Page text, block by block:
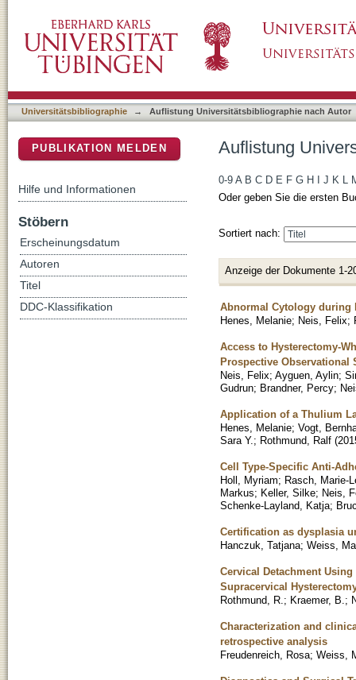
Universitätsbibliographie → Auflistung Universitätsbibliographie nach Autor
Auflistung
0-9 A B C D E F G H J K L
Oder geben Sie die ersten
Sortiert nach:
Anzeige der Dokumente 1-
Abnormal Cytology during
Henes, Melanie; Neis, Felix;
Access to Hysterectomy-
Prospective Observational
Neis, Felix; Ayguen, Aylin;
Gudrun; Brandner, Percy;
Application of a Thulium
Henes, Melanie; Vogt,
Sara Y. ; Rothmund, Ralf (
Cell Type-Specific Anti-
Holl, Myriam; Rasch, Marie-
Markus; Keller, Silke; Neis,
Schenke-Layland, Katja;
Certification as dysplasia
Hanczuk, Tatjana; Weiss,
Cervical Detachment
Supracervical
Rothmund, R. ; Kraemer, B. ;
Characterization and
retrospective analysis
Freudenreich, Rosa; Weiss,
PUBLIKATION MELDEN
Hilfe und Informationen
Stöbern
Erscheinungsdatum
Autoren
Titel
DDC-Klassifikation